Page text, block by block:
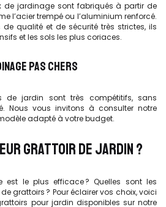
de jardinage sont fabriqués à partir de
l’acier trempé ou l’aluminium renforcé.
qualité et de sécurité très strictes, ils
et les sols les plus coriaces.
PAS CHERS
de jardin sont très compétitifs, sans
Nous vous invitons à consulter notre
adapté à votre budget.
GRATTOIR DE JARDIN ?
est le plus efficace ? Quelles sont les
grattoirs ? Pour éclairer vos choix, voici
pour jardin disponibles sur notre